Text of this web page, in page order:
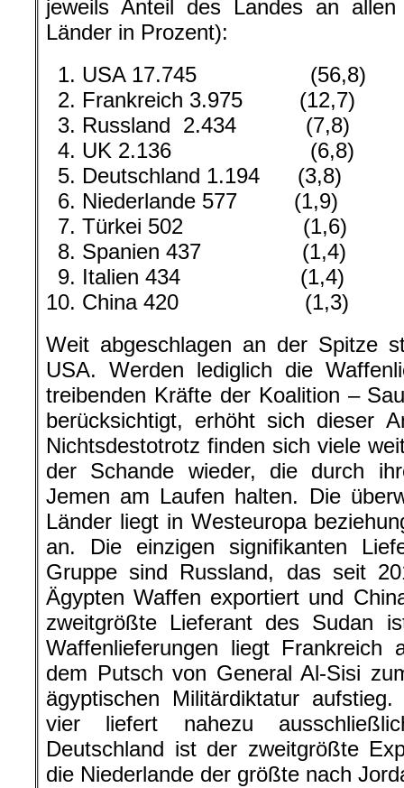
jeweils Anteil des Landes an
Länder in Prozent):
USA 17.745 (56,8)
Frankreich 3.975 (12,7)
Russland 2.434 (7,8)
UK 2.136 (6,8)
Deutschland 1.194 (3,8)
Niederlande 577 (1,9)
Türkei 502 (1,6)
Spanien 437 (1,4)
Italien 434 (1,4)
China 420 (1,3)
Weit abgeschlagen an der Spitze
USA. Werden lediglich die
treibenden Kräfte der Koalition –
berücksichtigt, erhöht sich dieser
Nichtsdestotrotz finden sich viele
der Schande wieder, die durch
Jemen am Laufen halten. Die
Länder liegt in Westeuropa
an. Die einzigen signifikanten
Gruppe sind Russland, das seit
Ägypten Waffen exportiert und
zweitgrößte Lieferant des Sudan
Waffenlieferungen liegt
dem Putsch von General Al-Sisi
ägyptischen Militärdiktatur
vier liefert nahezu
Deutschland ist der zweitgrößte
die Niederlande der größte nach